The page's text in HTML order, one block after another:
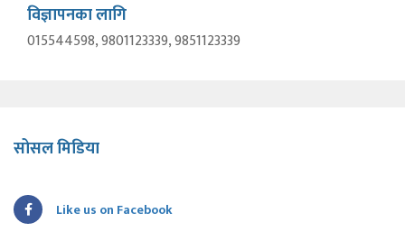
विज्ञापनका लागि
015544598, 9801123339, 9851123339
सोसल मिडिया
Like us on Facebook